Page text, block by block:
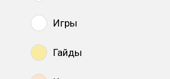
Игры
Гайды